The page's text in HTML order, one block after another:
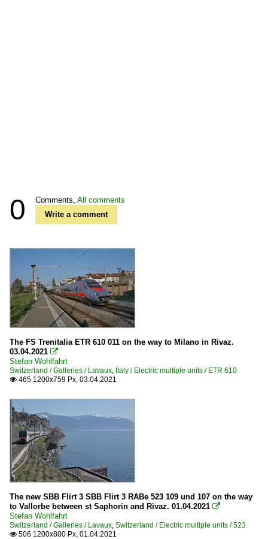
0 Comments, All comments
Write a comment
The FS Trenitalia ETR 610 011 on the way to Milano in Rivaz.
03.04.2021 
Stefan Wohlfahrt
Switzerland / Galleries / Lavaux Italy / Electric multiple units / ETR 610
 465 1200x759 Px, 03.04.2021
The new SBB Flirt 3 SBB Flirt 3 RABe 523 109 und 107 on the way
to Vallorbe between st Saphorin and Rivaz. 01.04.2021 
Stefan Wohlfahrt
Switzerland / Galleries / Lavaux Switzerland / Electric multiple units / 523
 506 1200x800 Px, 01.04.2021